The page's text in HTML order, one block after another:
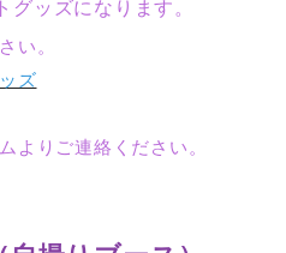
グッズになります。
い。
ズ
よりご連絡ください。